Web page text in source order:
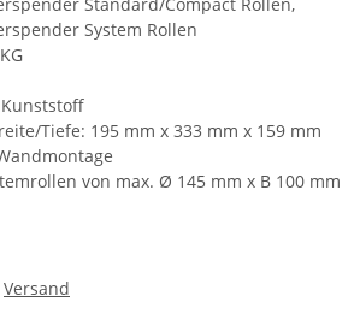
System Rollen
Tiefe: 195 mm x 333 mm x 159 mm
von max. Ø 145 mm x B 100 mm
Versand